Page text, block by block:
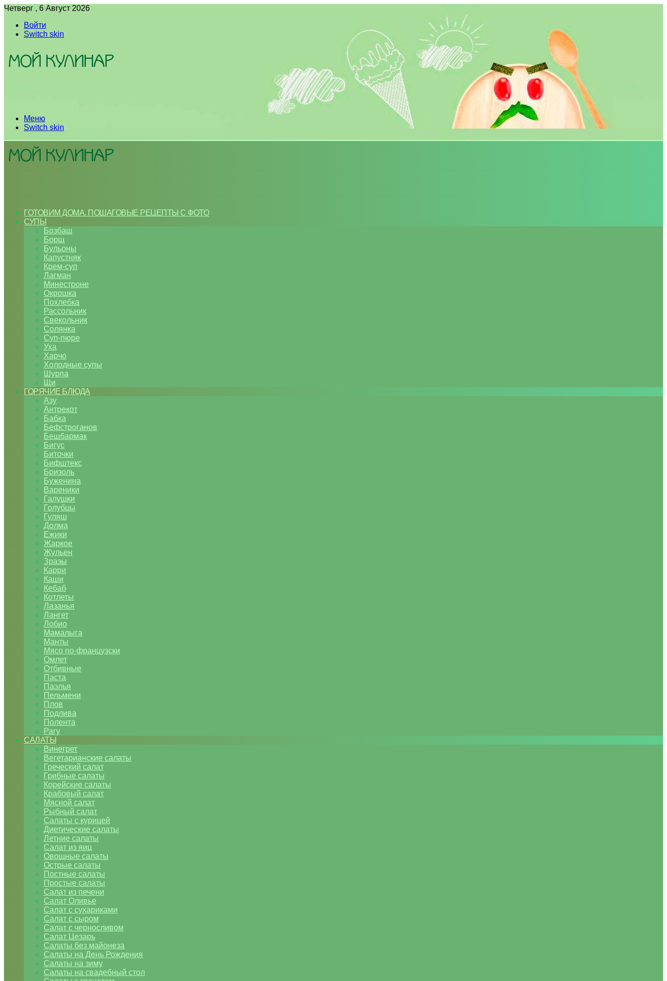
Четверг , 6 Август 2026
Войти
Switch skin
Меню
Switch skin
ГОТОВИМ ДОМА. ПОШАГОВЫЕ РЕЦЕПТЫ С ФОТО
СУПЫ
Бозбаш
Борщ
Бульоны
Капустняк
Крем-суп
Лагман
Минестроне
Окрошка
Похлебка
Рассольник
Свекольник
Солянка
Суп-пюре
Уха
Харчо
Холодные супы
Шурпа
Щи
ГОРЯЧИЕ БЛЮДА
Азу
Антрекот
Бабка
Бефстроганов
Бешбармак
Бигус
Биточки
Бифштекс
Бризоль
Буженина
Вареники
Галушки
Голубцы
Гуляш
Долма
Ежики
Жаркое
Жульен
Зразы
Карри
Каши
Кебаб
Котлеты
Лазанья
Лангет
Лобио
Мамалыга
Манты
Мясо по-французски
Омлет
Отбивные
Паста
Паэлья
Пельмени
Плов
Подлива
Полента
Рагу
САЛАТЫ
Винегрет
Вегетарианские салаты
Греческий салат
Грибные салаты
Корейские салаты
Крабовый салат
Мясной салат
Рыбный салат
Салаты с курицей
Диетические салаты
Летние салаты
Салат из яиц
Овощные салаты
Острые салаты
Постные салаты
Простые салаты
Салат из печени
Салат Оливье
Салат с сухариками
Салат с сыром
Салат с черносливом
Салат Цезарь
Салаты без майонеза
Салаты на День Рождения
Салаты на зиму
Салаты на свадебный стол